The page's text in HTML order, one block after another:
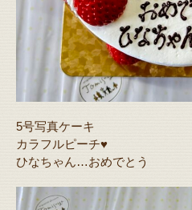
5号写真ケーキ
カラフルピーチ♥️
ひなちゃん…おめでとう